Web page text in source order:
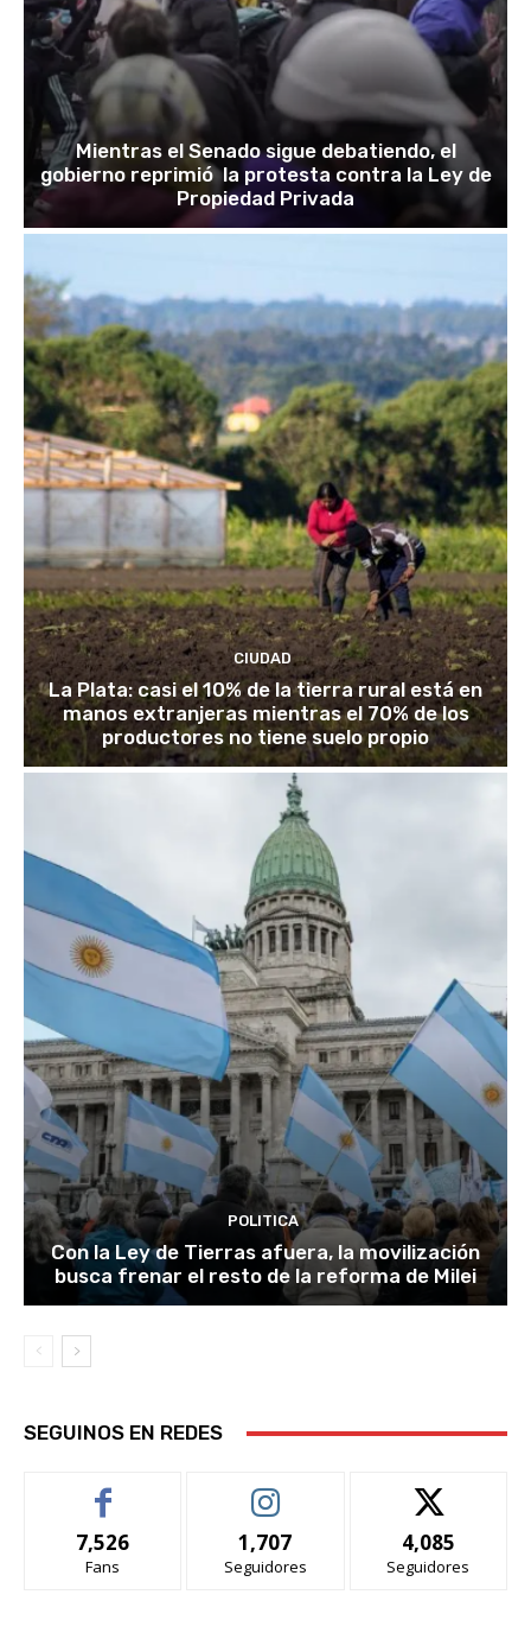
Mientras el Senado sigue debatiendo, el
gobierno reprimió la protesta contra la Ley de
Propiedad Privada
CIUDAD
La Plata: casi el 10% de la tierra rural está en
manos extranjeras mientras el 70% de los
productores no tiene suelo propio
POLITICA
Con la Ley de Tierras afuera, la movilización
busca frenar el resto de la reforma de Milei
SEGUINOS EN REDES
7,526
Fans
1,707
Seguidores
4,085
Seguidores